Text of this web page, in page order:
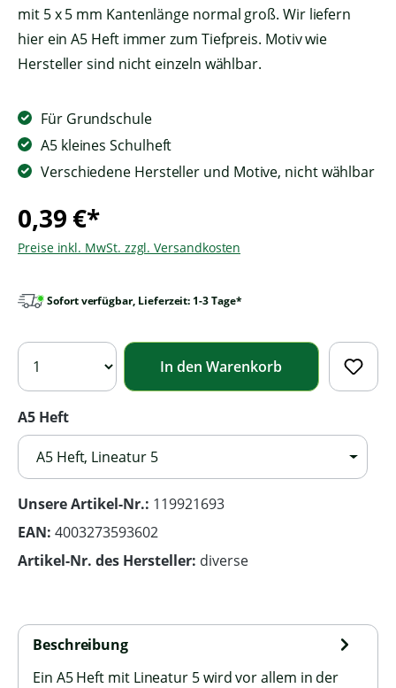
mit 5 x 5 mm Kantenlänge normal groß. Wir liefern
hier ein A5 Heft immer zum Tiefpreis. Motiv wie
Hersteller sind nicht einzeln wählbar.
Für Grundschule
A5 kleines Schulheft
Verschiedene Hersteller und Motive, nicht wählbar
0,39 €*
Preise inkl. MwSt. zzgl. Versandkosten
Sofort verfügbar, Lieferzeit: 1-3 Tage*
In den Warenkorb
A5 Heft
A5 Heft, Lineatur 5
Unsere Artikel-Nr.: 119921693
EAN: 4003273593602
Artikel-Nr. des Hersteller: diverse
Beschreibung
Ein A5 Heft mit Lineatur 5 wird vor allem in der